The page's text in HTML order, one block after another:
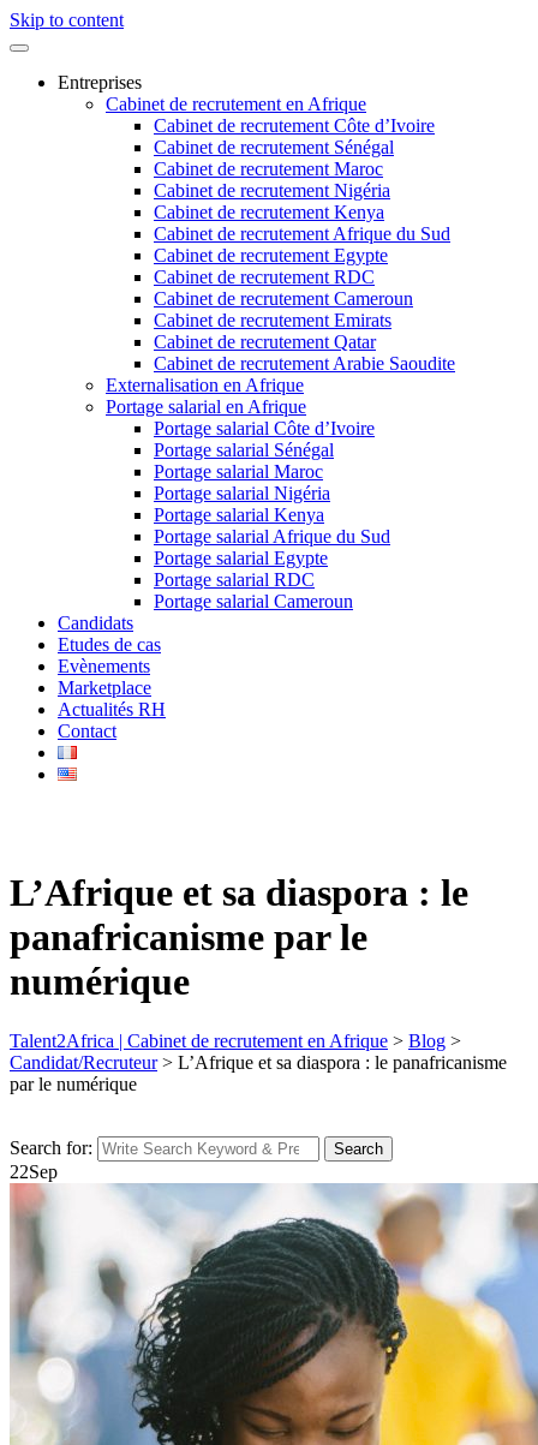
Skip to content
Entreprises
Cabinet de recrutement en Afrique
Cabinet de recrutement Côte d’Ivoire
Cabinet de recrutement Sénégal
Cabinet de recrutement Maroc
Cabinet de recrutement Nigéria
Cabinet de recrutement Kenya
Cabinet de recrutement Afrique du Sud
Cabinet de recrutement Egypte
Cabinet de recrutement RDC
Cabinet de recrutement Cameroun
Cabinet de recrutement Emirats
Cabinet de recrutement Qatar
Cabinet de recrutement Arabie Saoudite
Externalisation en Afrique
Portage salarial en Afrique
Portage salarial Côte d’Ivoire
Portage salarial Sénégal
Portage salarial Maroc
Portage salarial Nigéria
Portage salarial Kenya
Portage salarial Afrique du Sud
Portage salarial Egypte
Portage salarial RDC
Portage salarial Cameroun
Candidats
Etudes de cas
Evènements
Marketplace
Actualités RH
Contact
L’Afrique et sa diaspora : le
panafricanisme par le
numérique
Talent2Africa | Cabinet de recrutement en Afrique > Blog >
Candidat/Recruteur> L’Afrique et sa diaspora : le panafricanisme
par le numérique
Search for: Search
22Sep